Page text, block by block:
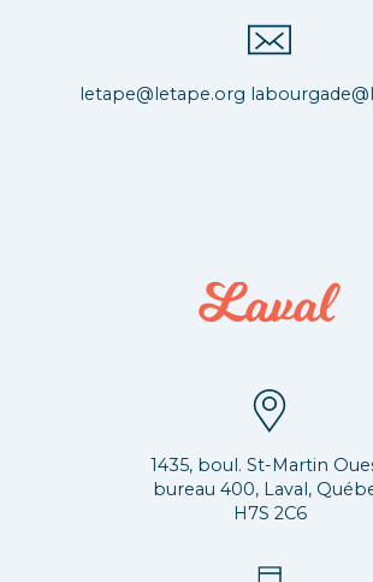
letape@letape.org
1435, boul. St-Martin
bureau 400, Laval,
H7S 2C6